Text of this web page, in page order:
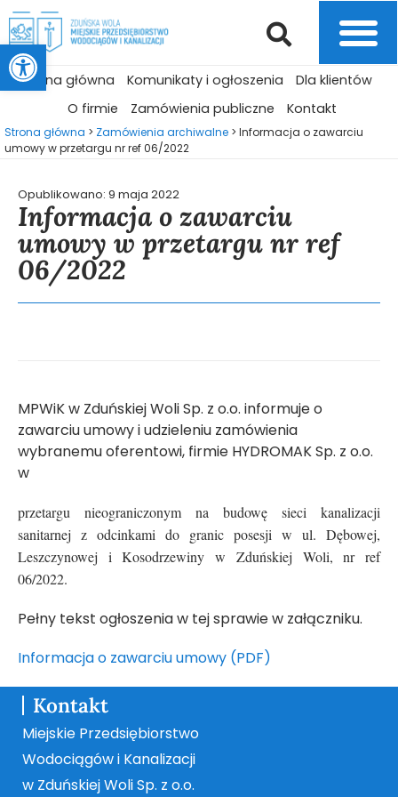
Otwórz pasek narzędzi
Strona główna Komunikaty i ogłoszenia
Dla klientów
O firmie
Zamówienia publiczne Kontakt
Strona główna > Zamówienia archiwalne > Informacja o zawarciu
umowy w przetargu nr ref 06/2022
Opublikowano: 9 maja 2022
Informacja o zawarciu
umowy w przetargu nr ref
06/2022
MPWiK w Zduńskiej Woli Sp. z o.o. informuje o
zawarciu umowy i udzieleniu zamówienia
wybranemu oferentowi, firmie HYDROMAK Sp. z o.o.
w
przetargu nieograniczonym na budowę sieci kanalizacji
sanitarnej z odcinkami do granic posesji w ul. Dębowej,
Leszczynowej i Kosodrzewiny w Zduńskiej Woli, nr ref
06/2022.
Pełny tekst ogłoszenia w tej sprawie w załączniku.
Informacja o zawarciu umowy (PDF)
Kontakt
Miejskie Przedsiębiorstwo
Wodociągów i Kanalizacji
w Zduńskiej Woli Sp. z o.o.